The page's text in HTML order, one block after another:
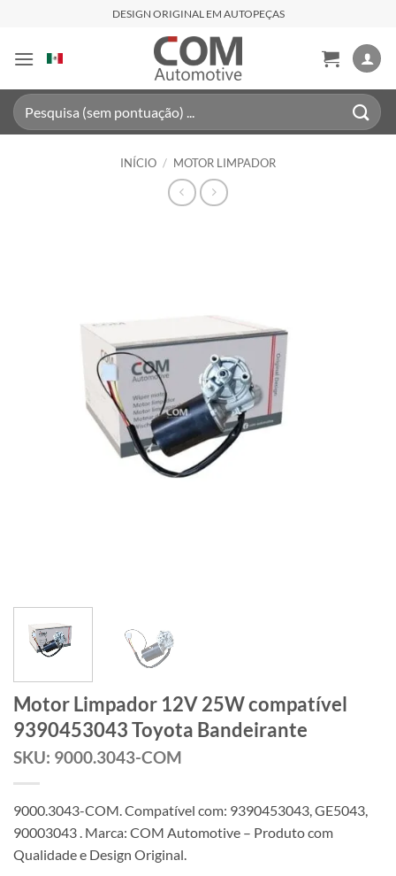
content
DESIGN ORIGINAL EM AUTOPEÇAS
Pesquisar
por:
INÍCIO / MOTOR LIMPADOR
Motor Limpador 12V 25W compatível
9390453043 Toyota Bandeirante
SKU: 9000.3043-COM
9000.3043-COM. Compatível com: 9390453043, GE5043,
90003043 . Marca: COM Automotive – Produto com
Qualidade e Design Original.